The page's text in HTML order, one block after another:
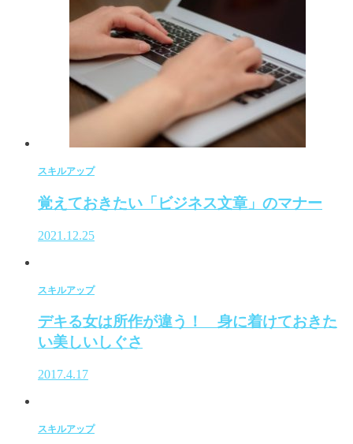
スキルアップ
覚えておきたい「ビジネス文章」のマナー
2021.12.25
スキルアップ
デキる女は所作が違う！ 身に着けておきた
い美しいしぐさ
2017.4.17
スキルアップ